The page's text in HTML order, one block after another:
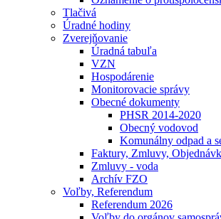
Tlačivá
Úradné hodiny
Zverejňovanie
Úradná tabuľa
VZN
Hospodárenie
Monitorovacie správy
Obecné dokumenty
PHSR 2014-2020
Obecný vodovod
Komunálny odpad a
Faktury, Zmluvy,
Zmluvy - voda
Archív FZO
Voľby, Referendum
Referendum 2026